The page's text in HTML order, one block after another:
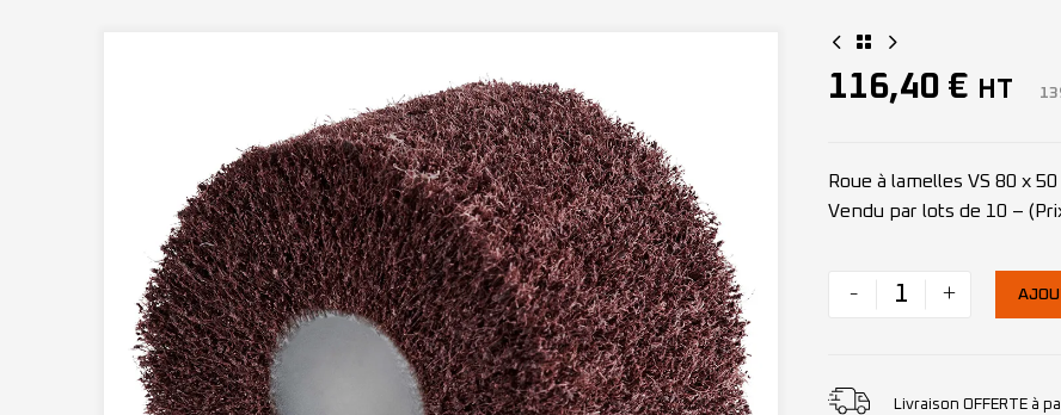
116,40 € HT
Roue à lamelles VS 80 x
Vendu par lots de 10 –
- +
Livraison OFFERTE à